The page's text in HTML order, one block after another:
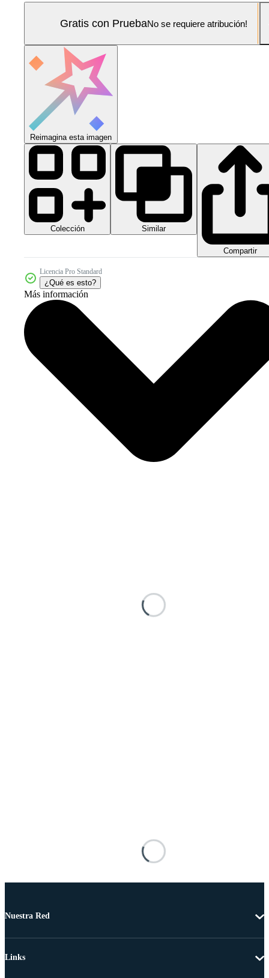
Gratis con PruebaNo se requiere atribución!
Reimagina esta imagen
Colección Similar
Compartir
Licencia Pro Standard
¿Qué es esto?
Más información
Nuestra Red
Links